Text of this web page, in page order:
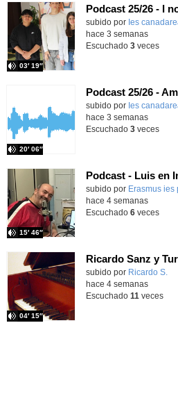
Podcast 25/26 - I
subido por Ies
03′ 19″
hace 3 semanas
Escuchado 3veces
Podcast 25/26 -
subido por Ies
20′ 06″
hace 3 semanas
Escuchado 3veces
Podcast - Luis en
subido por Erasmus ies
15′ 46″
hace 4 semanas
Escuchado 6veces
subido por Ricardo S.
04′ 15″
hace 4 semanas
Escuchado 11 veces